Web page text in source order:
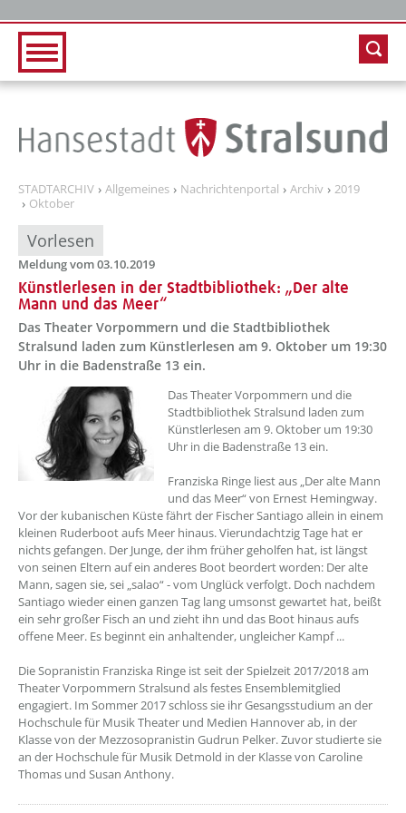
STADTARCHIV Allgemeines Nachrichtenportal Archiv
2019
Oktober
Vorlesen
Meldung vom 03.10.2019
Künstlerlesen in der Stadtbibliothek: „Der alte
Mann und das Meer“
Das Theater Vorpommern und die Stadtbibliothek
Stralsund laden zum Künstlerlesen am 9. Oktober um 19:30
Uhr in die Badenstraße 13 ein.
Das Theater Vorpommern und die
Stadtbibliothek Stralsund laden zum
Künstlerlesen am 9. Oktober um 19:30
Uhr in die Badenstraße 13 ein.
Franziska Ringe liest aus „Der alte Mann
und das Meer“ von Ernest Hemingway.
Vor der kubanischen Küste fährt der Fischer Santiago allein in einem
kleinen Ruderboot aufs Meer hinaus. Vierundachtzig Tage hat er
nichts gefangen. Der Junge, der ihm früher geholfen hat, ist längst
von seinen Eltern auf ein anderes Boot beordert worden: Der alte
Mann, sagen sie, sei „salao“ - vom Unglück verfolgt. Doch nachdem
Santiago wieder einen ganzen Tag lang umsonst gewartet hat, beißt
ein sehr großer Fisch an und zieht ihn und das Boot hinaus aufs
offene Meer. Es beginnt ein anhaltender, ungleicher Kampf ...
Die Sopranistin Franziska Ringe ist seit der Spielzeit 2017/2018 am
Theater Vorpommern Stralsund als festes Ensemblemitglied
engagiert. Im Sommer 2017 schloss sie ihr Gesangsstudium an der
Hochschule für Musik Theater und Medien Hannover ab, in der
Klasse von der Mezzosopranistin Gudrun Pelker. Zuvor studierte sie
an der Hochschule für Musik Detmold in der Klasse von Caroline
Thomas und Susan Anthony.